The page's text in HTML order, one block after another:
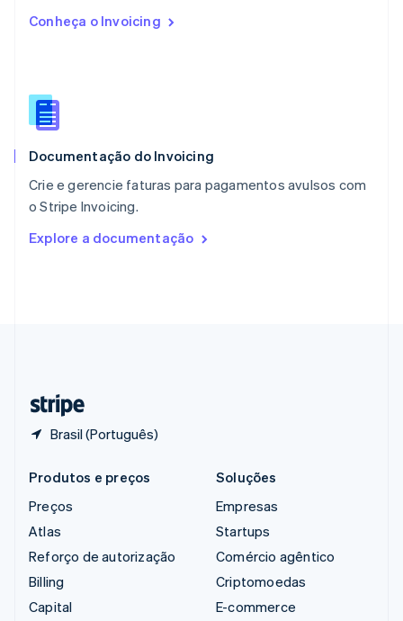
Conheça o Invoicing
Documentação do Invoicing
Crie e gerencie faturas para pagamentos avulsos com
o Stripe Invoicing.
Explore a documentação
Brasil (Português)
NederlandsEnglish
Português
RAE de Hong Kong, China
Reino Unido
República Tcheca
English
English
Produtos e preços
Preços
Atlas
Reforço de autorização
Billing
Capital
Soluções
Empresas
Startups
Comércio agêntico
Criptomoedas
E-commerce